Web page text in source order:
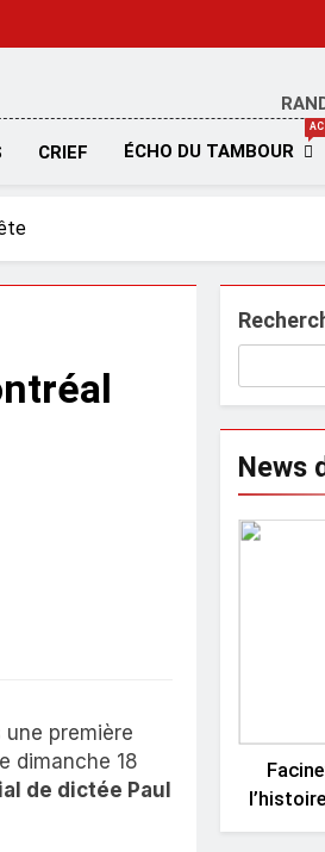
MEDIA
CRIEF ÉCHO DU TAMBOUR
première
dimanche 18
de dictée Paul
News